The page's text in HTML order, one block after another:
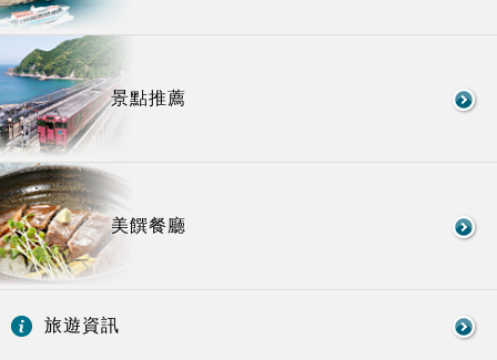
景點推薦
美饌餐廳
旅遊資訊